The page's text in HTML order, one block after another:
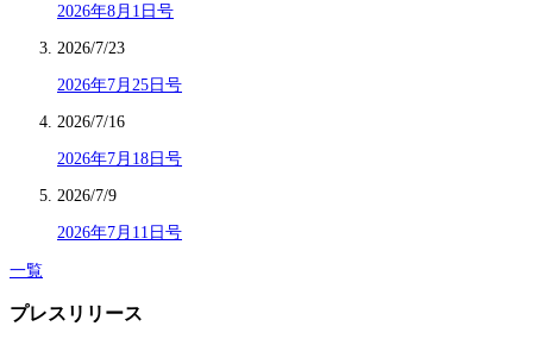
2026年8月1日号
2026/7/23
2026年7月25日号
2026/7/16
2026年7月18日号
2026/7/9
2026年7月11日号
一覧
プレスリリース